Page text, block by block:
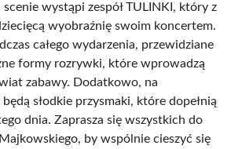
wystąpi zespół TULINKI, który z
wyobraźnię swoim koncertem.
całego wydarzenia, przewidziane
formy rozrywki, które wprowadzą
zabawy. Dodatkowo, na
słodkie przysmaki, które dopełnią
dnia. Zaprasza się wszystkich do
by wspólnie cieszyć się